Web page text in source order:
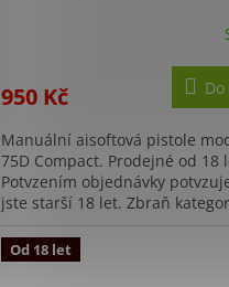
950 Kč
Manuální aisoftová pistole
75D Compact. Prodejné od 18
Potvzením objednávky
jste starší 18 let. Zbraň
Od 18 let